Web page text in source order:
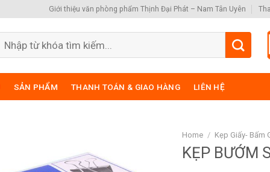
Giới thiệu văn phòng phẩm Thịnh Đại Phát – Nam Tân Uyên
Search
SẢN PHẨM THANH TOÁN & GIAO HÀNG LIÊN HỆ
Home / Kẹp Giấy- Bấm
KẸP BƯỚM